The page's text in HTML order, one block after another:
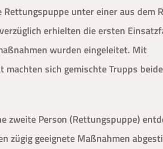
unter einer aus dem
erhielten die ersten
wurden eingeleitet. Mit
sich gemischte Trupps
zweite Person (Rettungspuppe)
zügig geeignete Maßnahmen